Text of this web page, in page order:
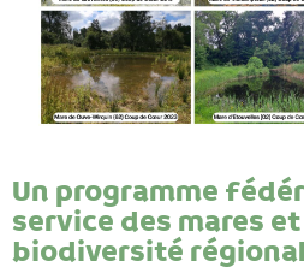
Un programme
service des mares
biodiversité